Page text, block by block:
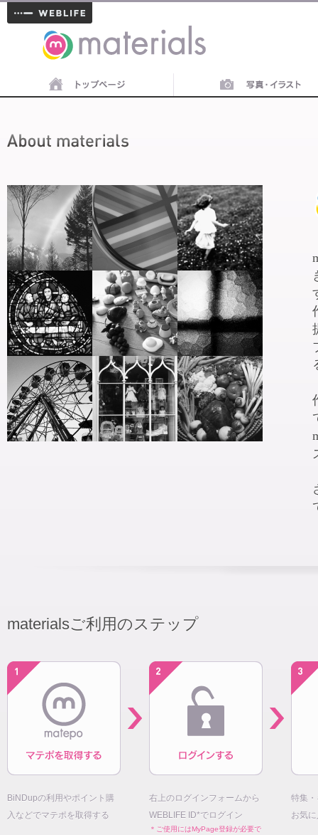
materials
materialsご利用のステップ
BiNDupの利用やポイント購
入などでマテポを取得する
右上のログインフォームから
WEBLIFE ID*でログイン
＊ご使用にはMyPage登録が必要で
特集
お気